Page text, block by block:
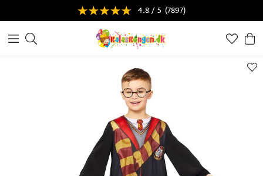
4.8 / 5 (7897)